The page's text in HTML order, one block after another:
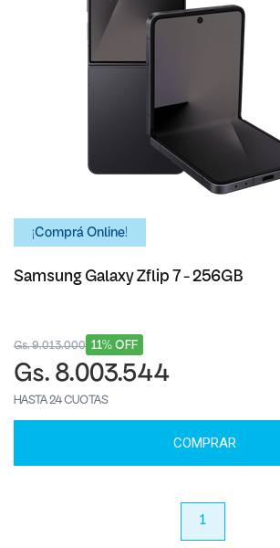
¡Comprá Online!
Samsung Galaxy Zflip 7 - 256GB
11% OFF
Gs. 9.013.000
Gs. 8.003.544
HASTA 24 CUOTAS
COMPRAR
1